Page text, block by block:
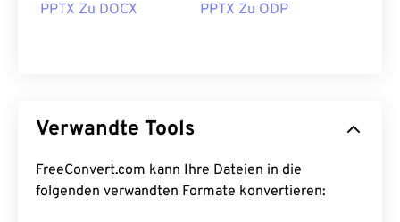
PPTX Zu DOCX PPTX Zu ODP
Verwandte Tools
FreeConvert.com kann Ihre Dateien in die
folgenden verwandten Formate konvertieren: